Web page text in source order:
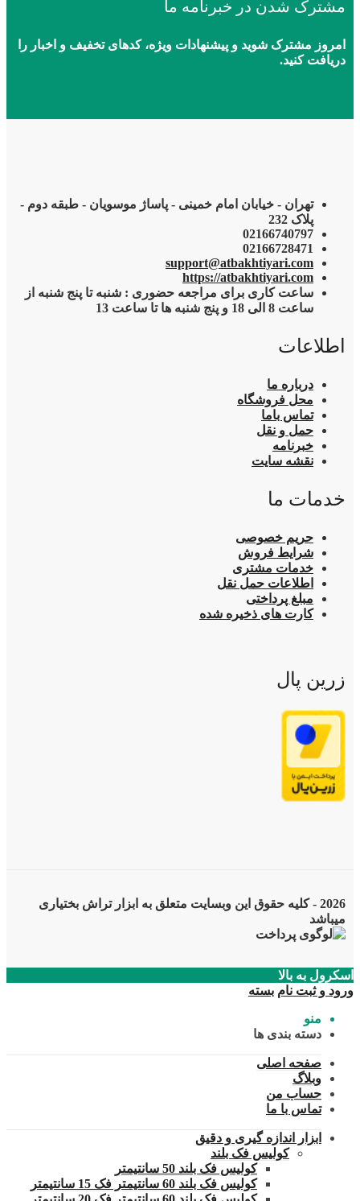
مشترک شدن در خبرنامه ما
امروز مشترک شوید و پیشنهادات ویژه، کدهای تخفیف و اخبار را
دریافت کنید.
تهران - خیابان امام خمینی - پاساژ موسویان - طبقه دوم -
پلاک 232
02166740797
02166728471
support@atbakhtiyari.com
https://atbakhtiyari.com
ساعت کاری برای مراجعه حضوری : شنبه تا پنج شنبه از
ساعت 8 الی 18 و پنج شنبه ها تا ساعت 13
اطلاعات
درباره ما
محل فروشگاه
تماس باما
حمل و نقل
خبرنامه
نقشه سایت
خدمات ما
حریم خصوصی
شرایط فروش
خدمات مشتری
اطلاعات حمل نقل
مبلغ پرداختی
کارت های ذخیره شده
زرین پال
2026 - کلیه حقوق این وبسایت متعلق به ابزار تراش بختیاری
میباشد
اسکرول به بالا
ورود و ثبت نام بسته
منو
دسته بندی ها
صفحه اصلی
وبلاگ
حساب من
تماس با ما
ابزار اندازه گیری و دقیق
کولیس فک بلند
کولیس فک بلند 50 سانتیمتر
کولیس فک بلند 60 سانتیمتر فک 15 سانتیمتر